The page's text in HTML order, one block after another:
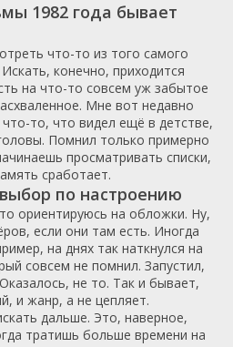
1982 года бывает
что-то из того самого
конечно, приходится
на что-то совсем уж забытое
Мне вот недавно
то, что видел ещё в детстве,
Помнил только примерно
просматривать списки,
сработает.
по настроению
ориентируюсь на обложки. Ну,
если они там есть. Иногда
на днях так наткнулся на
совсем не помнил. Запустил,
не то. Так и бывает,
и жанр, а не цепляет.
дальше. Это, наверное,
тратишь больше времени на